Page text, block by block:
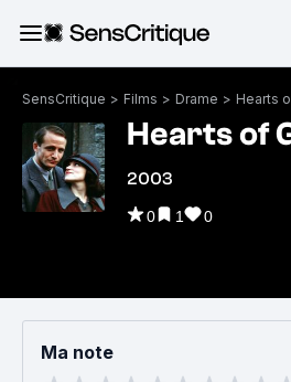
SensCritique > Films > Drame > Hearts
Hearts of
2003
0 1 0
Ma note